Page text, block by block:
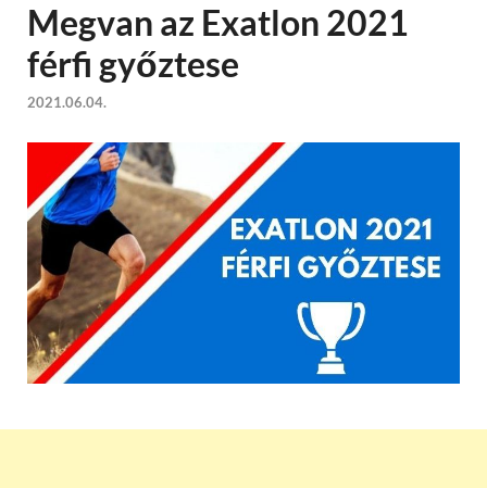
Megvan az Exatlon 2021
férfi győztese
2021.06.04.